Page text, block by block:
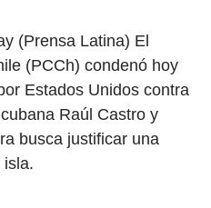
(Prensa Latina) El
(PCCh) condenó hoy
Estados Unidos contra
Raúl Castro y
busca justificar una
isla.